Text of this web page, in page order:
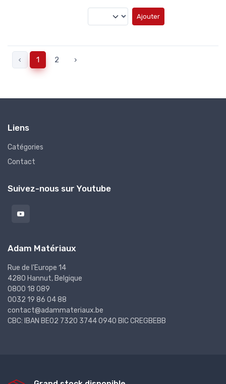
Ajouter
‹ 1 2 ›
Liens
Catégories
Contact
Suivez-nous sur Youtube
Adam Matériaux
Rue de l'Europe 14
4280 Hannut, Belgique
0800 18 089
0032 19 86 04 88
contact@adammateriaux.be
CBC: IBAN BE02 7320 3744 0940 BIC CREGBEBB